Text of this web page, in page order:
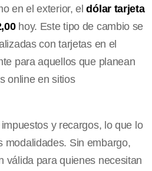
en el exterior, eldólar tarjeta
hoy. Este tipo de cambio se
con tarjetas en el
para aquellos que planean
online en sitios
y recargos, lo que lo
modalidades. Sin embargo,
válida para quienes necesitan